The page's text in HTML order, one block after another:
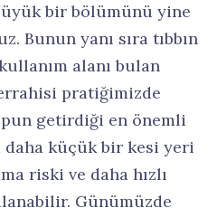
bir bölümünü yine
Bunun yanı sıra tıbbın
alanı bulan
pratiğimizde
getirdiği en önemli
daha küçük bir kesi yeri
riski ve daha hızlı
Günümüzde